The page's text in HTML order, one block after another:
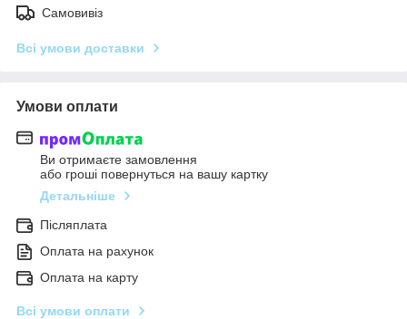
Самовивіз
Всі умови доставки
Умови оплати
Ви отримаєте замовлення
або гроші повернуться на вашу картку
Детальніше
Післяплата
Оплата на рахунок
Оплата на карту
Всі умови оплати